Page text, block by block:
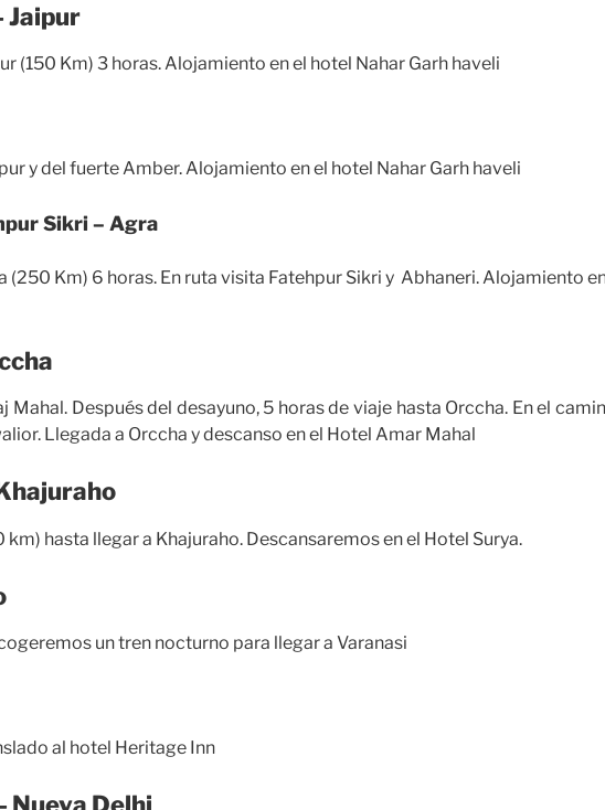
Jaipur
(150 Km) 3 horas. Alojamiento en el hotel Nahar Garh haveli
y del fuerte Amber. Alojamiento en el hotel Nahar Garh haveli
Sikri – Agra
(250 Km) 6 horas. En ruta visita Fatehpur Sikri y Abhaneri. Alojamiento
Mahal. Después del desayuno, 5 horas de viaje hasta Orccha. En el
Llegada a Orccha y descanso en el Hotel Amar Mahal
hasta llegar a Khajuraho. Descansaremos en el Hotel Surya.
un tren nocturno para llegar a Varanasi
al hotel Heritage Inn